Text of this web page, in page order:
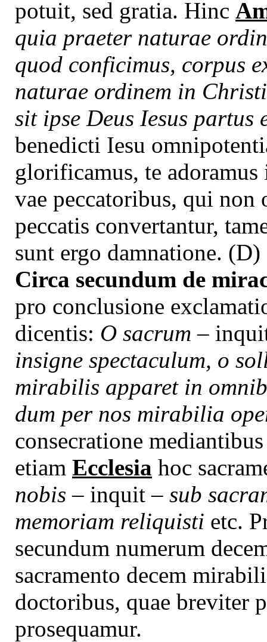
potuit, sed gratia. Hinc
quia praeter naturae
quod conficimus, corpus
naturae ordinem in
sit ipse Deus Iesus partus
benedicti Iesu
glorificamus, te adoramus
vae peccatoribus, qui
peccatis convertantur,
sunt ergo damnatione. (D)
Circa secundum de
pro conclusione
dicentis: O sacrum –
insigne spectaculum, o
mirabilis apparet in
dum per nos mirabilia
consecratione
etiam Ecclesia hoc
nobis – inquit – sub
memoriam reliquisti etc.
secundum numerum
sacramento decem
doctoribus, quae breviter
prosequamur.